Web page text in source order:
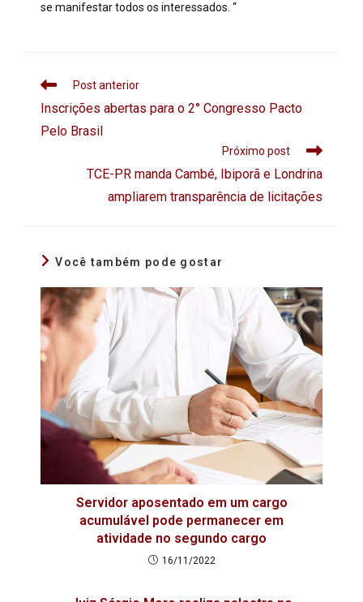
se manifestar todos os interessados. “
Post anterior
Inscrições abertas para o 2° Congresso Pacto
Pelo Brasil
Próximo post
TCE-PR manda Cambé, Ibiporã e Londrina
ampliarem transparência de licitações
Você também pode gostar
Servidor aposentado em um cargo
acumulável pode permanecer em
atividade no segundo cargo
16/11/2022